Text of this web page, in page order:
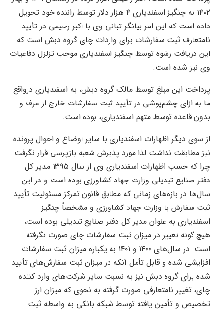
۱۴۰۲ به چنگیز اسفندیاری ۴ هزار دلار توسط راننده خود تحویل
داده است که این امر بیانگر تبانی وی با اکبر رحیمی در تأیید
نامتعارف ثبت سفارشات برای واردات چای گروه دبش است که
این دریافت رشوه توسط چنگیز اسفندیاری موجب تزلزل دفاعیات
وی نیز شده است.
پرداخت این مبلغ توسط مالک گروه دبش، به اسفندیاری درواقع
ما به ازای چشم‌پوشی در تأیید ثبت سفارشات خارج از عرف و
بدون قاعده توسط متهم اسفندیاری، بوده است.
از سوی دیگر اظهارات اسفندیاری با سایر اوضاع و احوال پرونده
نیز مطابقت نداشت لذا مورد پذیرش شعبه بازپرسی قرار نگرفت
چرا که حسب اظهارات اسفندیاری وی از سال ۱۳۹۵ مدیر کل
دفتر صنایع تبدیلی وزارت جهاد کشاورزی بوده است و در این
سال‌ها در بازه‌های زمانی که مطابق قانون تمرکز مسئولیت تأیید
ثبت سفارش با وزارت جهاد کشاورزی و مشخصاً چنگیز
اسفندیاری به عنوان مدیر کل دفتر صنایع تبدیلی بوده است،
هیچ گونه تغییر در میزان ثبت سفارشات چای صورت نگرفته
است‌. در سال‌های ۱۴۰۰ و ۱۴۰۱ به یکباره میزان ثبت سفارشات
افزایشی شده و قابل تأمل آنکه در میزان ثبت سفارش‌های تأیید
شده برای گروه دبش نیز به نسبت سایر شرکت‌های وارد کننده
چای، تغییر نامتعارفی صورت گرفته به نحوی که میزان ارز
تخصیص و تأمین یافته توسط شبکه بانکی به واسطه ثبت